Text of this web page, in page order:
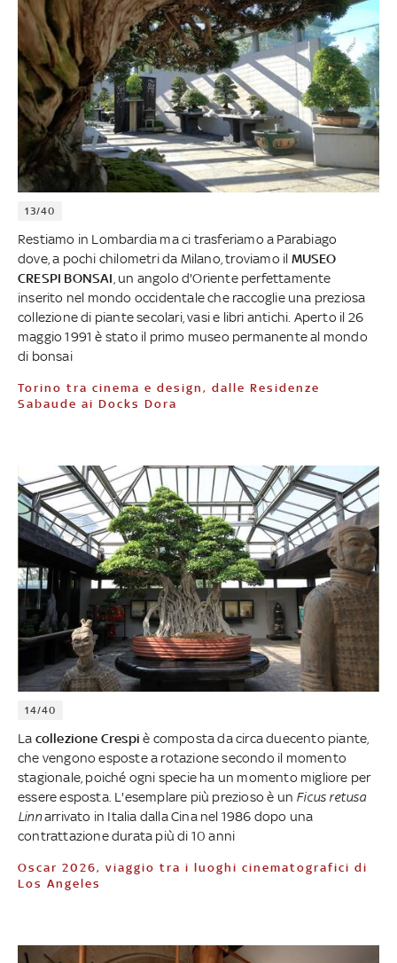
13/40
Restiamo in Lombardia ma ci trasferiamo a Parabiago
dove, a pochi chilometri da Milano, troviamo il MUSEO
CRESPI BONSAI , un angolo d'Oriente perfettamente
inserito nel mondo occidentale che raccoglie una preziosa
collezione di piante secolari, vasi e libri antichi. Aperto il 26
maggio 1991 è stato il primo museo permanente al mondo
di bonsai
Torino tra cinema e design, dalle Residenze
Sabaude ai Docks Dora
14/40
La collezione Crespi è composta da circa duecento piante,
che vengono esposte a rotazione secondo il momento
stagionale, poiché ogni specie ha un momento migliore per
essere esposta. L'esemplare più prezioso è un Ficus retusa
Linnarrivato in Italia dalla Cina nel 1986 dopo una
contrattazione durata più di 10 anni
Oscar 2026, viaggio tra i luoghi cinematografici di
Los Angeles